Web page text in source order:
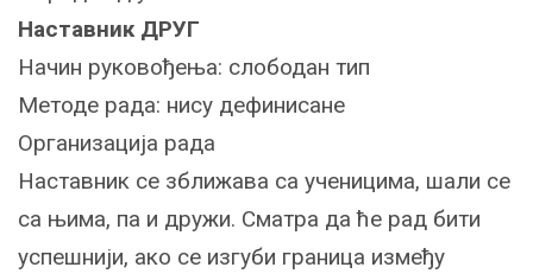
Наставник ДРУГ
Начин руковођења: слободан тип
Методе рада: нису дефинисане
Организација рада
Наставник се зближава са ученицима, шали се
са њима, па и дружи. Сматра да ће рад бити
успешнији, ако се изгуби граница између